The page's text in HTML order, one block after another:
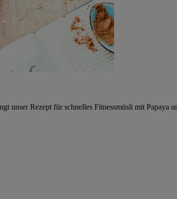
unser Rezept für schnelles Fitnessmüsli mit Papaya